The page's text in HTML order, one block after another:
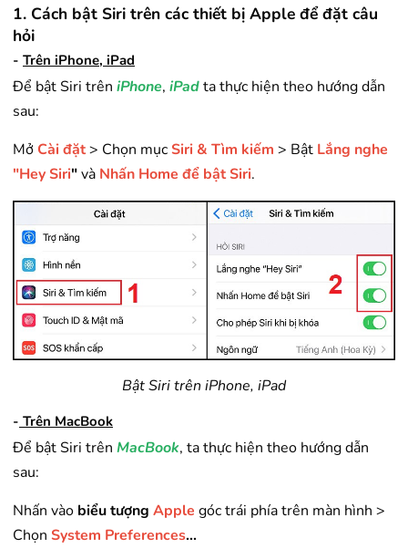
1. Cách bật Siri trên các thiết bị Apple để đặt câu
hỏi
- Trên iPhone, iPad
Để bật Siri trên iPhone, iPadta thực hiện theo hướng dẫn
sau:
Mở Cài đặt> Chọn mụcSiri & Tìm kiếm > Bật Lắng nghe
"Hey Siri"và Nhấn Home để bật Siri.
Bật Siri trên iPhone, iPad
- Trên MacBook
Để bật Siri trên MacBook, ta thực hiện theo hướng dẫn
sau:
Nhấn vào biểu tượng Apple góc trái phía trên màn hình >
Chọn System Preferences...